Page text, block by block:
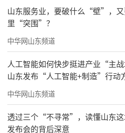
山东省临清市拥有浓
是省级历史文化名城。明
运河漕运兴盛迅速崛起
美誉。这里有八大钞关之
距离触摸运河文化历史脉
运河边，展现非凡姿态，
其境感受园林之风。富有
山东服务业，要破什么“壁”，又
里“突围”？
中华网山东频道
人工智能如何快步挺进产业“主
山东发布“人工智能+制造”行动
中华网山东频道
透过三个“不寻常”，读懂山东这
发布会的背后深意